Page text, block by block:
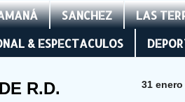
SANCHEZ LAS
& ESPECTACULOS
31 enero
R.D.